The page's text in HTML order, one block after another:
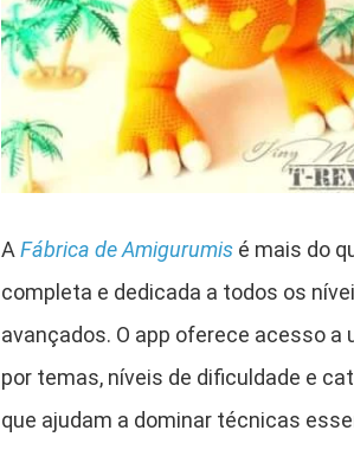
A Fábrica de Amigurumis é mais do
completa e dedicada a todos os
avançados. O app oferece acesso
por temas, níveis de dificuldade e
que ajudam a dominar técnicas